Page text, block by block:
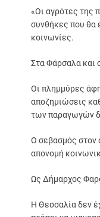
«Οι αγρότες της
συνθήκες που θα
κοινωνίες.
Στα Φάρσαλα και
Οι πλημμύρες
αποζημιώσεις
των παραγωγών
Ο σεβασμός στον
απονομή
Ως Δήμαρχος
Η Θεσσαλία δεν